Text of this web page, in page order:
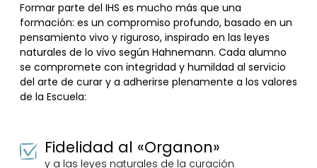
Formar parte del IHS es mucho más que una
formación: es un compromiso profundo, basado en un
pensamiento vivo y riguroso, inspirado en las leyes
naturales de lo vivo según Hahnemann. Cada alumno
se compromete con integridad y humildad al servicio
del arte de curar y a adherirse plenamente a los valores
de la Escuela:
Fidelidad al «Organon»